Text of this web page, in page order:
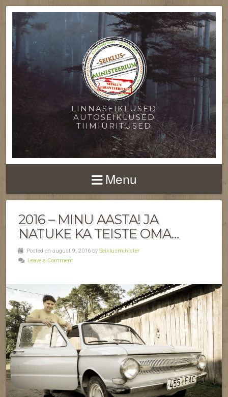
LINNASEIKLUSED
AUTOSEIKLUSED
TIIMIÜRITUSED
Menu
2016 – MINU AASTA! JA
NATUKE KA TEISTE OMA…
Posted on august 9, 2016 by Seiklusminister
Leave a Comment